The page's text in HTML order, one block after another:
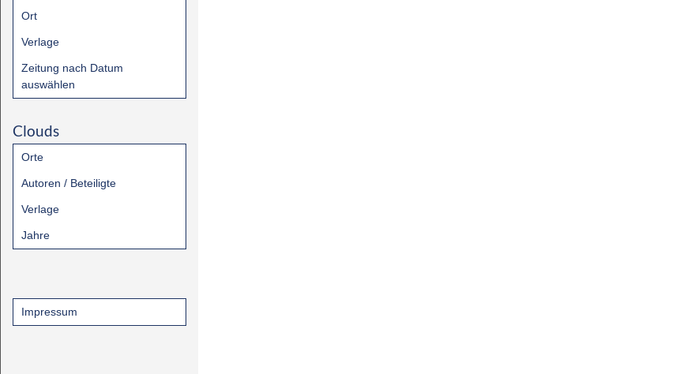
Ort
Verlage
Zeitung nach Datum
auswählen
Clouds
Orte
Autoren / Beteiligte
Verlage
Jahre
Impressum